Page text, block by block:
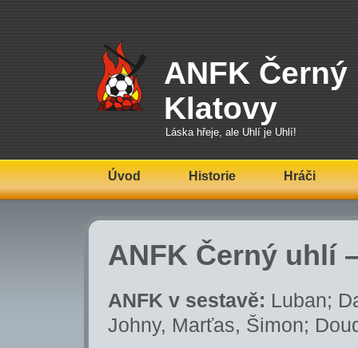
ANFK Černý
Klatovy
Láska hřeje, ale Uhlí je Uhlí!
Úvod Historie Hráči
ANFK Černý uhlí
ANFK v sestavě: Luban;
Johny, Marťas, Šimon;